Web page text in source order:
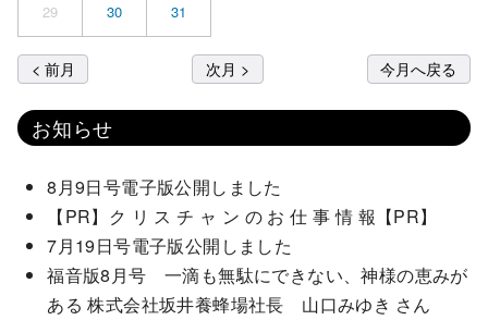
29 30 31
< 前月 次月 > 今月へ戻る
お知らせ
8月9日号電子版公開しました
【PR】ク リ ス チ ャ ン の お 仕 事 情 報【PR】
7月19日号電子版公開しました
福音版8月号 一滴も無駄にできない、神様の恵みが
ある 株式会社坂井養蜂場社長 山口みゆき さん